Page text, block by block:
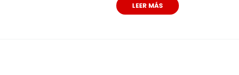
LEER MÁS